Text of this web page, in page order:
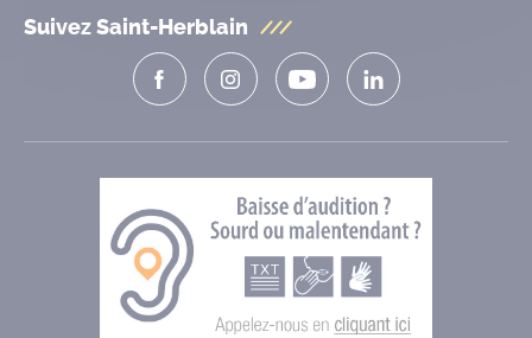
Suivez Saint-Herblain